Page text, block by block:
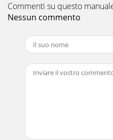
Commenti su questo
Nessun commento